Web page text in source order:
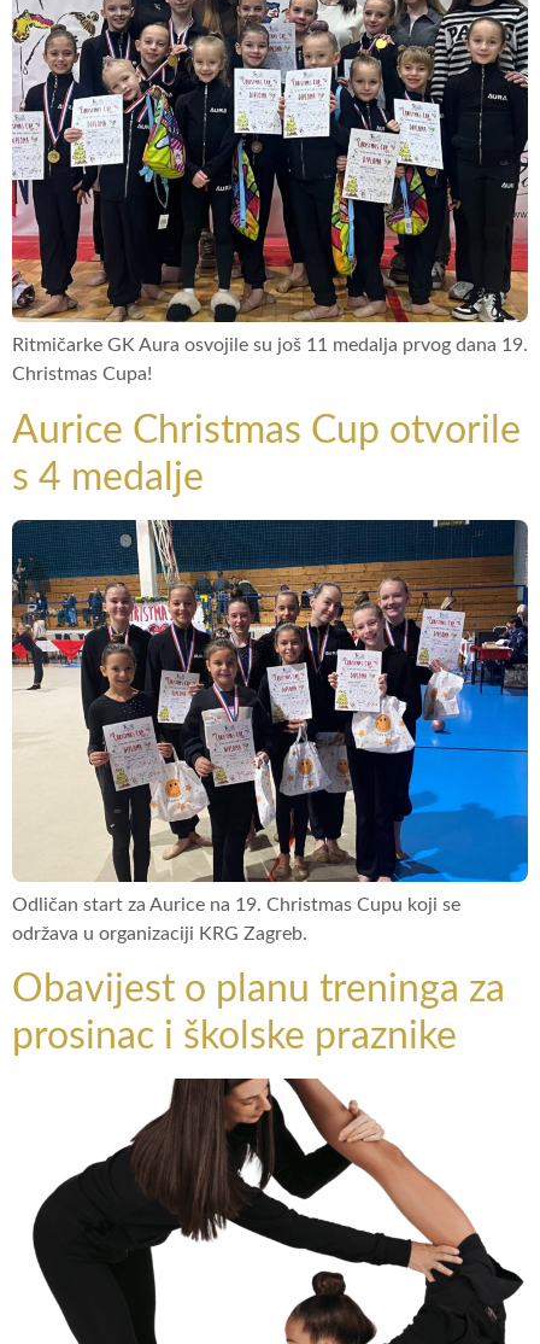
Ritmičarke GK Aura osvojile su još 11 medalja prvog dana 19.
Christmas Cupa!
Aurice Christmas Cup otvorile
s 4 medalje
Odličan start za Aurice na 19. Christmas Cupu koji se
održava u organizaciji KRG Zagreb.
Obavijest o planu treninga za
prosinac i školske praznike